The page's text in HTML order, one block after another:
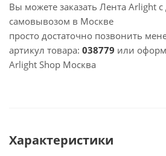
Вы можете заказать Лента Arlight
самовывозом в Москве
просто достаточно позвонить
артикул товара: 038779 или
Arlight Shop Москва
Характеристики